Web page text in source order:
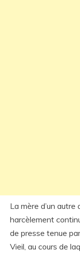
La mère d’un
harcèlement
de presse tenue
Vieil, au cours de